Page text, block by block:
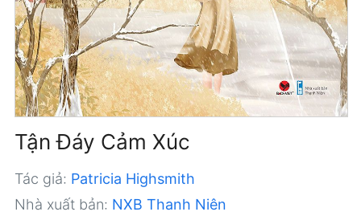
Tận Đáy Cảm Xúc
Tác giả: Patricia Highsmith
Nhà xuất bản: NXB Thanh Niên